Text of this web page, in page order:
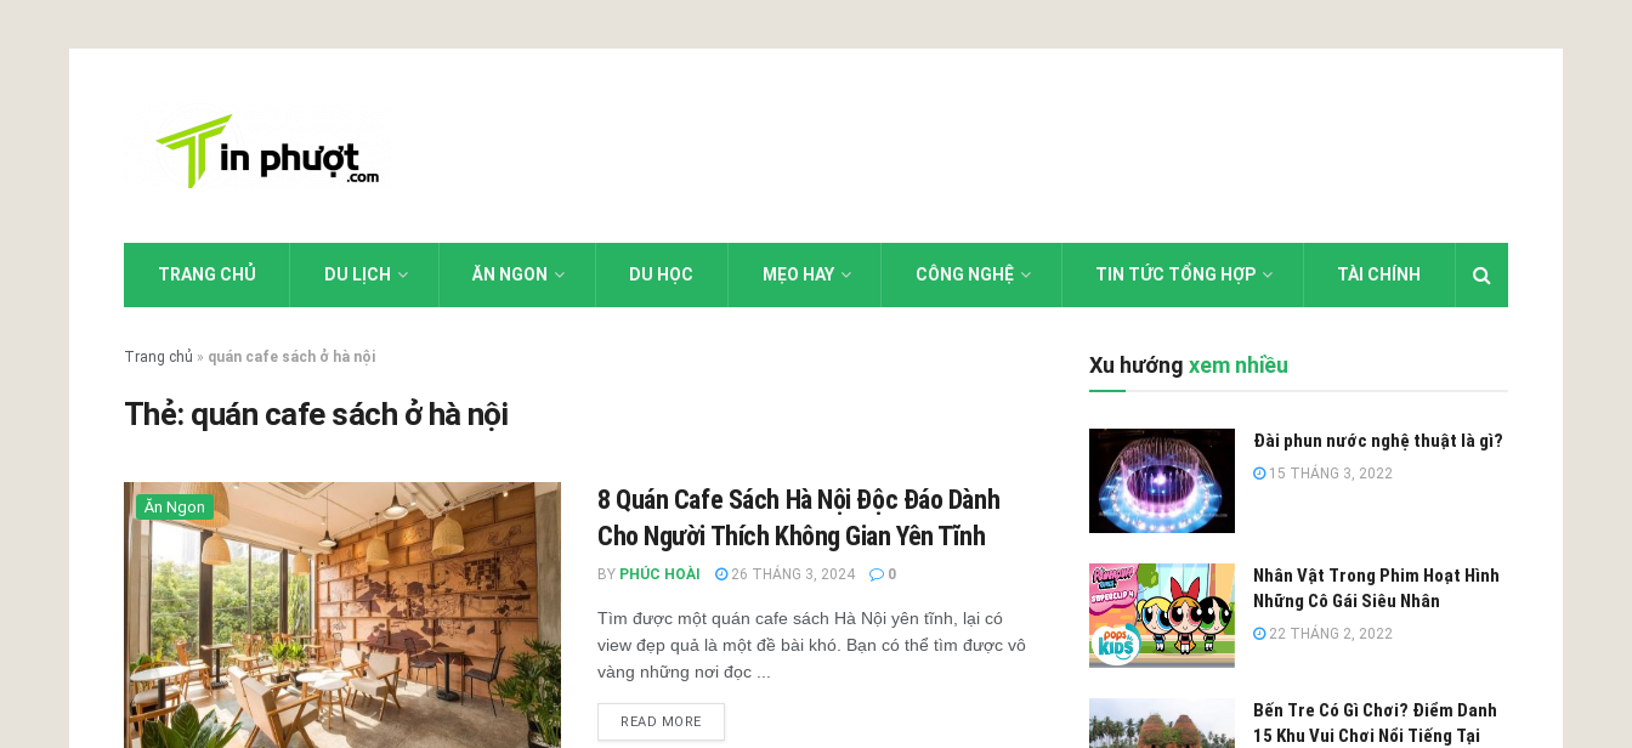
TRANG CHỦ DU LỊCH ĂN NGON DU HỌC MẸO HAY CÔNG NGHỆ TIN TỨC TỔNG HỢP TÀI CHÍNH
Trang chủ » quán cafe sách ở hà nội
Thẻ: quán cafe sách ở hà nội
Ăn Ngon
8 Quán Cafe Sách Hà Nội Độc Đáo Dành
Cho Người Thích Không Gian Yên Tĩnh
BY PHÚC HOÀI 26 THÁNG 3, 2024 0
Tìm được một quán cafe sách Hà Nội yên tĩnh, lại có
view đẹp quả là một đề bài khó. Bạn có thể tìm được vô
vàng những nơi đọc ...
READ MORE
Xu hướng xem nhiều
Đài phun nước nghệ thuật là gì?
15 THÁNG 3, 2022
Nhân Vật Trong Phim Hoạt Hình
Những Cô Gái Siêu Nhân
22 THÁNG 2, 2022
Bến Tre Có Gì Chơi? Điểm Danh
15 Khu Vui Chơi Nổi Tiếng Tại